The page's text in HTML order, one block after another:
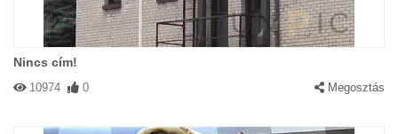
Nincs cím!
10974 0 Megosztás